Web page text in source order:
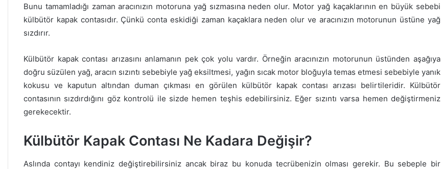
Bunu tamamladığı zaman aracınızın motoruna yağ sızmasına neden olur. Motor yağ kaçaklarının en büyük sebebi
külbütör kapak contasıdır. Çünkü conta eskidiği zaman kaçaklara neden olur ve aracınızın motorunun üstüne yağ
sızdırır.
Külbütör kapak contası arızasını anlamanın pek çok yolu vardır. Örneğin aracınızın motorunun üstünden aşağıya
doğru süzülen yağ, aracın sızıntı sebebiyle yağ eksiltmesi, yağın sıcak motor bloğuyla temas etmesi sebebiyle yanık
kokusu ve kaputun altından duman çıkması en görülen külbütör kapak contası arızası belirtileridir. Külbütör
contasının sızdırdığını göz kontrolü ile sizde hemen teşhis edebilirsiniz. Eğer sızıntı varsa hemen değiştirmeniz
gerekecektir.
Külbütör Kapak Contası Ne Kadara Değişir?
Aslında contayı kendiniz değiştirebilirsiniz ancak biraz bu konuda tecrübenizin olması gerekir. Bu sebeple bir